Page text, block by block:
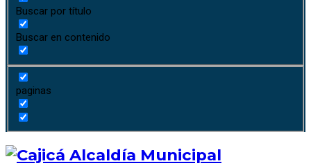
Buscar por título
Buscar en contenido
paginas